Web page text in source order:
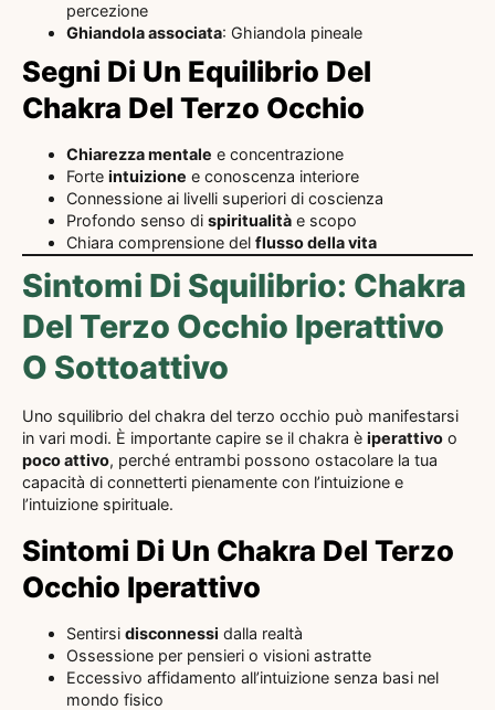
percezione
Ghiandola associata: Ghiandola pineale
Segni Di Un Equilibrio Del
Chakra Del Terzo Occhio
Chiarezza mentale e concentrazione
Forte intuizione e conoscenza interiore
Connessione ai livelli superiori di coscienza
Profondo senso di spiritualità e scopo
Chiara comprensione del flusso della vita
Sintomi Di Squilibrio: Chakra
Del Terzo Occhio Iperattivo
O Sottoattivo
Uno squilibrio del chakra del terzo occhio può manifestarsi
in vari modi. È importante capire se il chakra è iperattivo o
poco attivo, perché entrambi possono ostacolare la tua
capacità di connetterti pienamente con l’intuizione e
l’intuizione spirituale.
Sintomi Di Un Chakra Del Terzo
Occhio Iperattivo
Sentirsi disconnessi dalla realtà
Ossessione per pensieri o visioni astratte
Eccessivo affidamento all’intuizione senza basi nel
mondo fisico